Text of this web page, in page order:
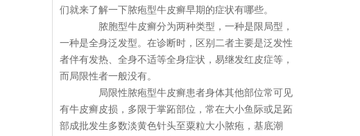
们就来了解一下脓疱型牛皮癣早期的症状有哪些。
脓胞型牛皮癣分为两种类型，一种是限局型，
一种是全身泛发型。在诊断时，区别二者主要是泛发性
者伴有发热、全身不适等全身症状，易继发红皮症等，
而局限性者一般没有。
局限性脓疱型牛皮癣患者身体其他部位常可见
有牛皮癣皮损，多限于掌跖部位，常在大小鱼际或足跖
部成批发生多数淡黄色针头至粟粒大小脓疱，基底潮